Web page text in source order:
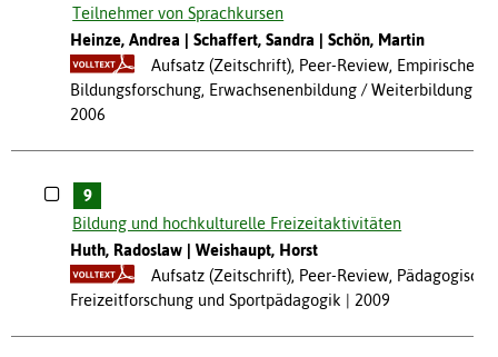
Teilnehmer von Sprachkursen
Heinze, Andrea
Schaffert, Sandra
Schön, Martin
Aufsatz (Zeitschrift), Peer-Review, Empirische
Bildungsforschung, Erwachsenenbildung / Weiterbildung
2006
9
Bildung und hochkulturelle Freizeitaktivitäten
Huth, Radoslaw
Weishaupt, Horst
Aufsatz (Zeitschrift), Peer-Review, Pädagogische
Freizeitforschung und Sportpädagogik
2009